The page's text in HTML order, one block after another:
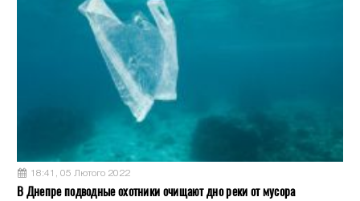
18:41, 05 Лютого 2022
В Днепре подводные охотники очищают дно реки от мусора